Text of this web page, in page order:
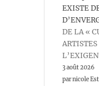
EXISTE
DE LA «
3 août 2026
par nicole